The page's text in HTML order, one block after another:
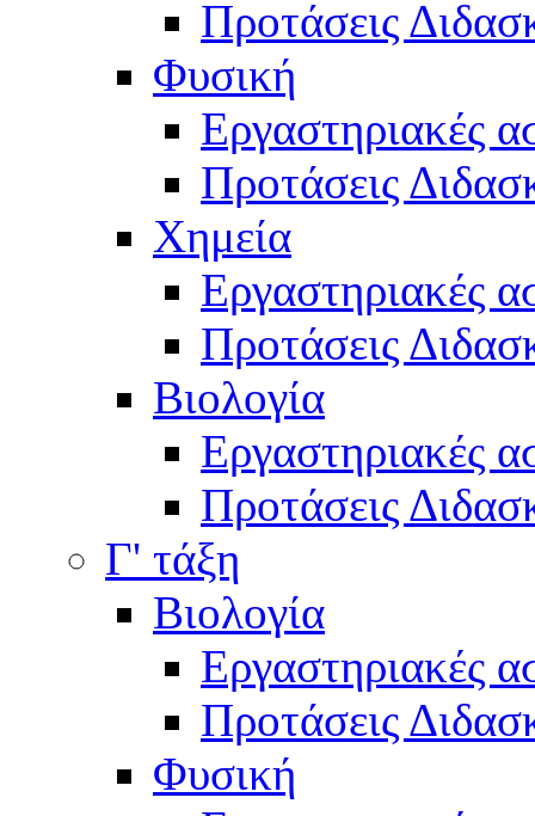
Προτάσεις
Φυσική
Εργαστηριακές
Προτάσεις
Χημεία
Εργαστηριακές
Προτάσεις
Βιολογία
Εργαστηριακές
Προτάσεις
Γ' τάξη
Βιολογία
Εργαστηριακές
Προτάσεις
Φυσική